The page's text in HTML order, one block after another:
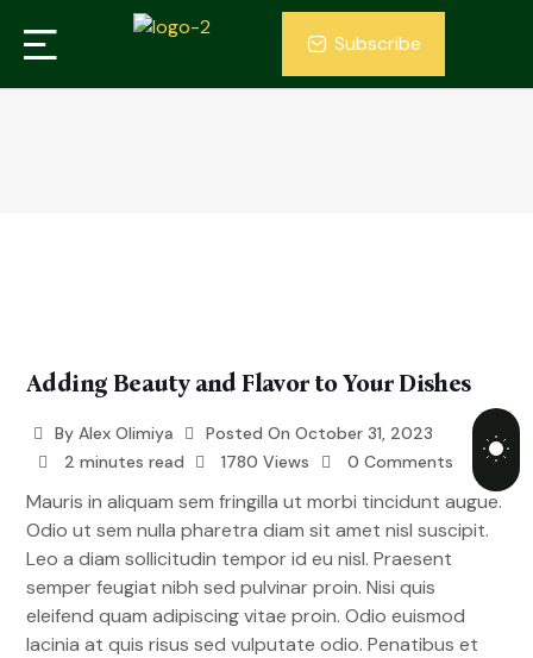
Subscribe
Adding Beauty and Flavor to Your Dishes
ByAlex Olimiya Posted On October 31, 2023
2 minutes read
1780 Views 0 Comments
Mauris in aliquam sem fringilla ut morbi tincidunt augue.
Odio ut sem nulla pharetra diam sit amet nisl suscipit.
Leo a diam sollicitudin tempor id eu nisl. Praesent
semper feugiat nibh sed pulvinar proin. Nisi quis
eleifend quam adipiscing vitae proin. Odio euismod
lacinia at quis risus sed vulputate odio. Penatibus et